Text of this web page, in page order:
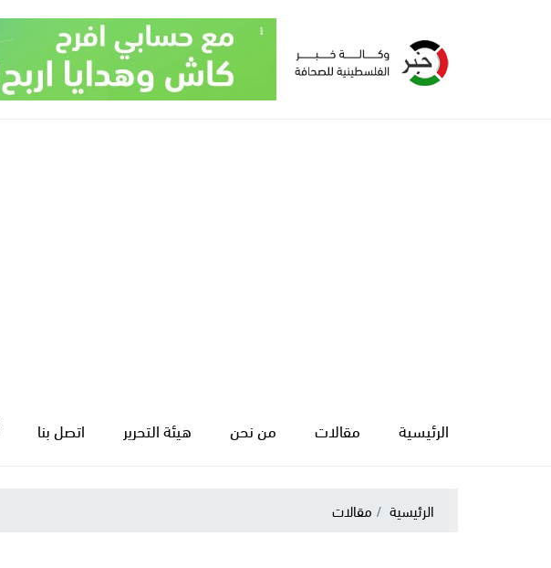
الرئيسية مقالات من نحن هيئة التحرير اتصل بنا
الرئيسية مقالات